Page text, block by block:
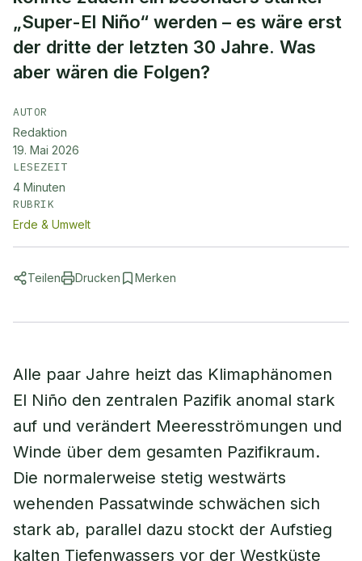
„Super-El Niño“ werden – es wäre erst
der dritte der letzten 30 Jahre. Was
aber wären die Folgen?
AUTOR
Redaktion
19. Mai 2026
LESEZEIT
4 Minuten
RUBRIK
Erde & Umwelt
Teilen Drucken Merken
Alle paar Jahre heizt das Klimaphänomen
El Niño den zentralen Pazifik anomal stark
auf und verändert Meeresströmungen und
Winde über dem gesamten Pazifikraum.
Die normalerweise stetig westwärts
wehenden Passatwinde schwächen sich
stark ab, parallel dazu stockt der Aufstieg
kalten Tiefenwassers vor der Westküste